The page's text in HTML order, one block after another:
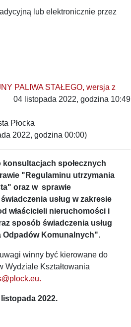
lub elektronicznie przez
PALIWA STAŁEGO, wersja z
04 listopada 2022, godzina 10:49
Płocka
2022, godzina 00:00)
konsultacjach społecznych
"Regulaminu utrzymania
oraz w sprawie
usług w zakresie
właścicieli nieruchomości i
sposób świadczenia usług
Odpadów Komunalnych".
winny być kierowane do
Wydziale Kształtowania
2022.